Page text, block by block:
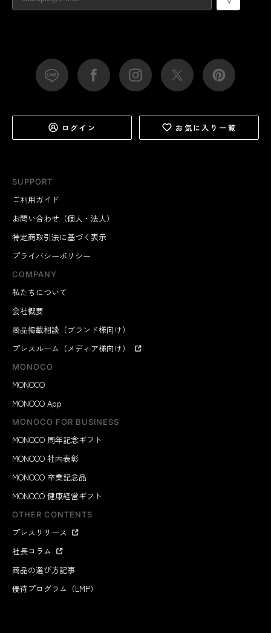
SUPPORT
ご利用ガイド
お問い合わせ（個人・法人）
特定商取引法に基づく表示
プライバシーポリシー
COMPANY
私たちについて
会社概要
商品掲載相談（ブランド様向け）
プレスルーム（メディア様向け）
MONOCO
MONOCO
MONOCO App
MONOCO FOR BUSINESS
MONOCO 周年記念ギフト
MONOCO 社内表彰
MONOCO 卒業記念品
MONOCO 健康経営ギフト
OTHER CONTENTS
プレスリリース
社長コラム
商品の選び方記事
優待プログラム（LMP）
ログイン お気に入り一覧